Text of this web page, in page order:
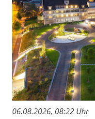
06.08.2026, 08:22 Uhr